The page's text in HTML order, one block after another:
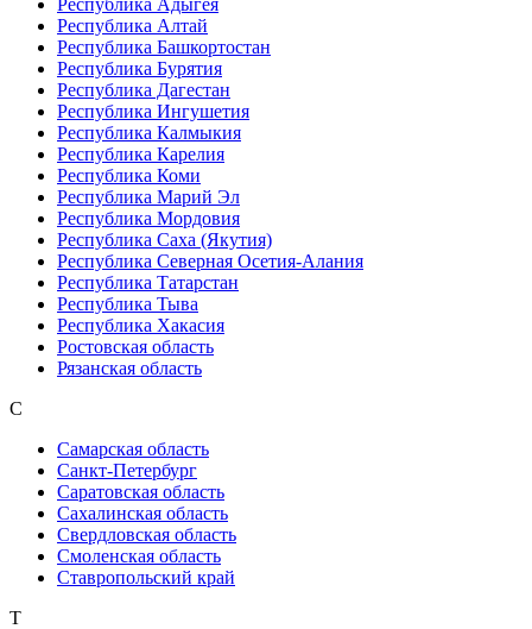
Республика Адыгея
Республика Алтай
Республика Башкортостан
Республика Бурятия
Республика Дагестан
Республика Ингушетия
Республика Калмыкия
Республика Карелия
Республика Коми
Республика Марий Эл
Республика Мордовия
Республика Саха (Якутия)
Республика Северная Осетия-Алания
Республика Татарстан
Республика Тыва
Республика Хакасия
Ростовская область
Рязанская область
С
Самарская область
Санкт-Петербург
Саратовская область
Сахалинская область
Свердловская область
Смоленская область
Ставропольский край
Т